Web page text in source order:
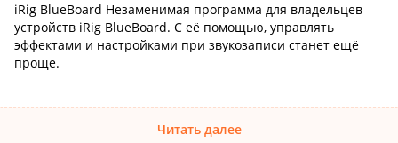
iRig BlueBoard Незаменимая программа для владельцев
устройств iRig BlueBoard. С её помощью, управлять
эффектами и настройками при звукозаписи станет ещё
проще.
Читать далее